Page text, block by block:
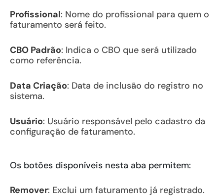
Profissional: Nome do profissional para quem o
faturamento será feito.
CBO Padrão: Indica o CBO que será utilizado
como referência.
Data Criação: Data de inclusão do registro no
sistema.
Usuário: Usuário responsável pelo cadastro da
configuração de faturamento.
Os botões disponíveis nesta aba permitem:
Remover: Exclui um faturamento já registrado.